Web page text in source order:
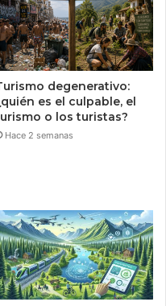
degenerativo:
es el culpable, el
o los turistas?
Hace 2 semanas